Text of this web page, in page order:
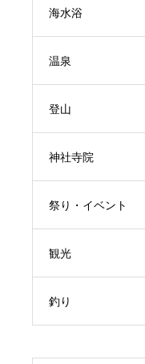
海水浴
温泉
登山
神社寺院
祭り・イベント
観光
釣り